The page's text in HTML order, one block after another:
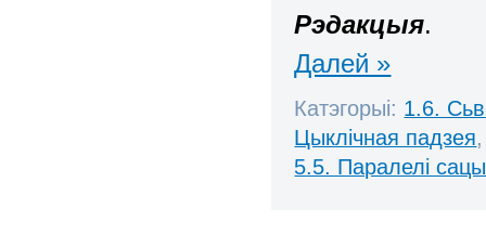
Рэдакцыя.
Далей »
Катэгорыі: 1.6.
Цыклічная падзея
5.5. Паралелі